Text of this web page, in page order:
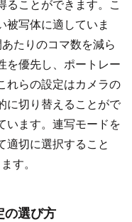
ることができます。こ
被写体に適していま
たりのコマ数を減ら
を優先し、ポートレー
れらの設定はカメラの
に切り替えることがで
います。連写モードを
適切に選択すること
す。
の選び方